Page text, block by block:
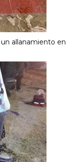
allanamiento en